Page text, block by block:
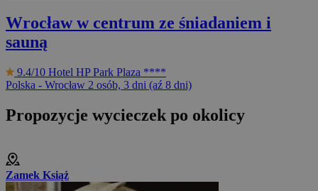
Wrocław w centrum ze śniadaniem i
sauną
9.4/10 Hotel HP Park Plaza ****
Polska - Wrocław 2 osób, 3 dni (aź 8 dni)
Propozycje wycieczek po okolicy
Zamek Książ